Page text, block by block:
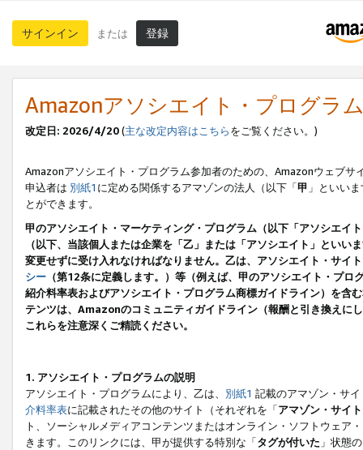
サインイン または 登録
Amazonアソシエイト・プログラ
改定日: 2026/4/20(主な改定内容はこちらをご覧ください。)
Amazonアソシエイト・プログラム参加者のための、Amazonウェブサ
申込者は 別紙1 に定める関係するアマゾンの法人（以下「甲 」といい
とができます。
甲のアソシエイト・マーケティング・プログラム（以下「アソシエイ
（以下、当該個人または企業を「乙」または「アソシエイト」とい
変更せずに受け入れなければなりません。乙は、アソシエイト・サイ
シー （第12条に定義します。）等（例えば、甲のアソシエイト・プ
紹介料率表およびアソシエイト・プログラム商標ガイドライン）を
テンツは、Amazonのコミュニティガイドライン（報酬と引き換えに
これらを注意深くご精読ください。
1. アソシエイト・プログラムの説明
アソシエイト・プログラムにより、乙は、 別紙1 記載のアマゾン・サ
介料率表に記載されたその他のサイト（それぞれを「アマゾン・サイト
ト、ソーシャルメディアコンテンツまたはオンライン・ソフトウェア
きます。このリンクには、甲が提供する特別な「タグが付いた 」状態